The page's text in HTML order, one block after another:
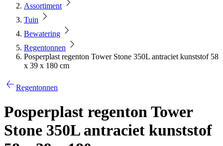
Assortiment
Tuin
Bewatering
Regentonnen
Posperplast regenton Tower Stone 350L antraciet kunststof 58
x 39 x 180 cm
Regentonnen
Posperplast regenton Tower
Stone 350L antraciet kunststof